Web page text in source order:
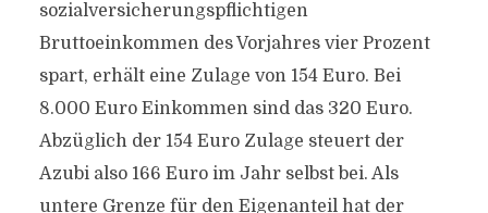
sozialversicherungspflichtigen
Bruttoeinkommen des Vorjahres vier Prozent
spart, erhält eine Zulage von 154 Euro. Bei
8.000 Euro Einkommen sind das 320 Euro.
Abzüglich der 154 Euro Zulage steuert der
Azubi also 166 Euro im Jahr selbst bei. Als
untere Grenze für den Eigenanteil hat der